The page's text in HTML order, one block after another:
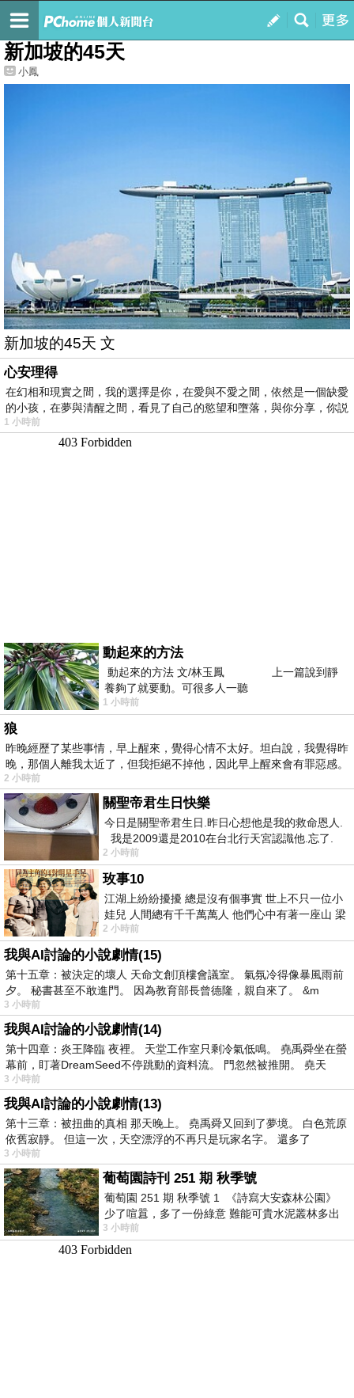
我的
最新文章
新加坡的45天
小鳳
新加坡的45天 文
心安理得
在幻相和現實之間，我的選擇是你，在愛與不愛之間，依然是一個缺愛
的小孩，在夢與清醒之間，看見了自己的慾望和墮落，與你分享，你説
1 小時前
動起來的方法
動起來的方法 文/林玉鳳 上一篇說到靜
養夠了就要動。可很多人一聽
1 小時前
狼
昨晚經歷了某些事情，早上醒來，覺得心情不太好。坦白說，我覺得昨
晚，那個人離我太近了，但我拒絕不掉他，因此早上醒來會有罪惡感。
2 小時前
關聖帝君生日快樂
今日是關聖帝君生日.昨日心想他是我的救命恩人.
我是2009還是2010在台北行天宮認識他.忘了.
一個奇摩交友的網友學
2 小時前
玫事10
江湖上紛紛擾擾 總是沒有個事實 世上不只一位小
娃兒 人間總有千千萬萬人 他們心中有著一座山 梁
山佛山泰華衡恆嵩 一山之高
2 小時前
我與AI討論的小說劇情(15)
第十五章：被決定的壞人 天命文創頂樓會議室。 氣氛冷得像暴風雨前
夕。 秘書甚至不敢進門。 因為教育部長曾德隆，親自來了。 &m
3 小時前
我與AI討論的小說劇情(14)
第十四章：炎王降臨 夜裡。 天堂工作室只剩冷氣低鳴。 堯禹舜坐在螢
幕前，盯著DreamSeed不停跳動的資料流。 門忽然被推開。 堯天
3 小時前
我與AI討論的小說劇情(13)
第十三章：被扭曲的真相 那天晚上。 堯禹舜又回到了夢境。 白色荒原
依舊寂靜。 但這一次，天空漂浮的不再只是玩家名字。 還多了
3 小時前
葡萄園詩刊 251 期 秋季號
葡萄園 251 期 秋季號 1 《詩寫大安森林公園》
少了喧囂，多了一份綠意 難能可貴水泥叢林多出
一
3 小時前